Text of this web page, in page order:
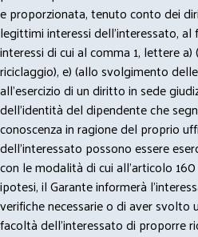
e proporzionata, tenuto conto dei
legittimi interessi dell’interessato,
interessi di cui al comma 1, lettere
riciclaggio), e) (allo svolgimento
all’esercizio di un diritto in sede
dell’identità del dipendente che
conoscenza in ragione del proprio
dell’interessato possono essere
con le modalità di cui all’articolo
ipotesi, il Garante informerà
verifiche necessarie o di aver svolto
facoltà dell’interessato di proporre